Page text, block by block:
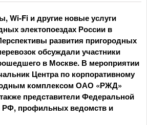
Wi-Fi и другие новые услуги
электопоездах России в
развития пригородных
обсуждали участники
в Москве. В мероприятии
Центра по корпоративному
комплексом ОАО «РЖД»
представители Федеральной
профильных ведомств и